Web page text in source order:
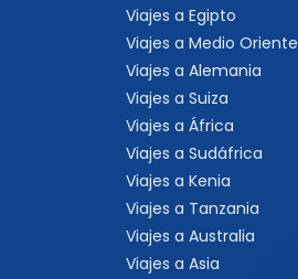
Viajes a Egipto
Viajes a Medio Oriente
Viajes a Alemania
Viajes a Suiza
Viajes a África
Viajes a Sudáfrica
Viajes a Kenia
Viajes a Tanzania
Viajes a Australia
Viajes a Asia